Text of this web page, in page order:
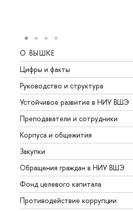
О ВЫШКЕ
Цифры и факты
Руководство и структура
Устойчивое развитие в НИУ ВШЭ
Преподаватели и сотрудники
Корпуса и общежития
Закупки
Обращения граждан в НИУ ВШЭ
Фонд целевого капитала
Противодействие коррупции